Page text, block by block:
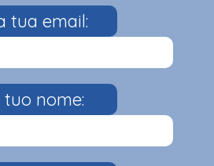
tua email:
tuo nome: